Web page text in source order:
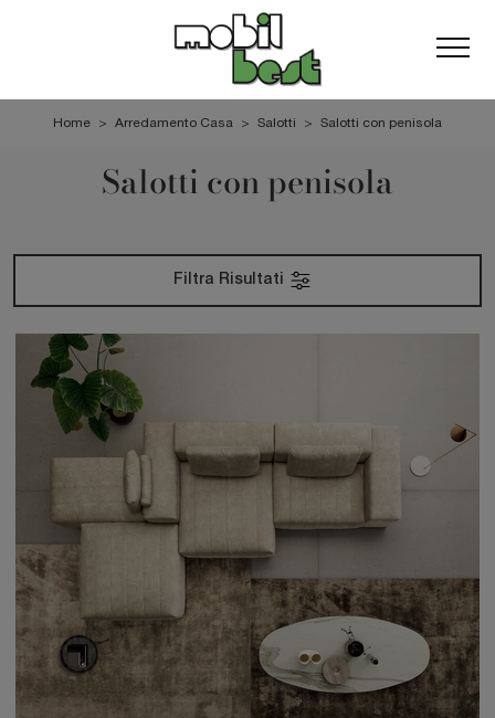
Home > Arredamento Casa > Salotti > Salotti con penisola
Salotti con penisola
Filtra Risultati